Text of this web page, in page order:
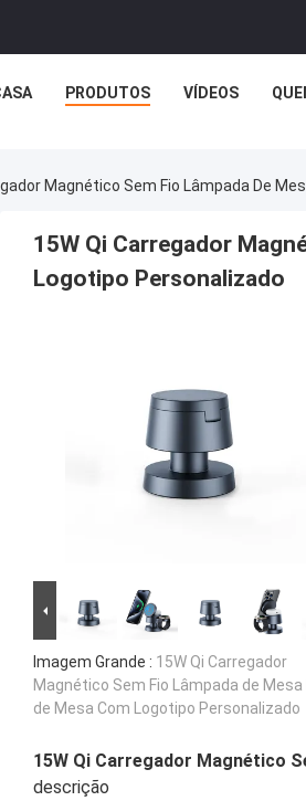
PRODUTOS VÍDEOS
Magnético Sem Fio Lâmpada De
15W Qi Carregador
Logotipo Personalizado
Imagem Grande : 15W Qi Carregador
Magnético Sem Fio Lâmpada de Mesa
de Mesa Com Logotipo Personalizado
15W Qi Carregador Magnético
descrição